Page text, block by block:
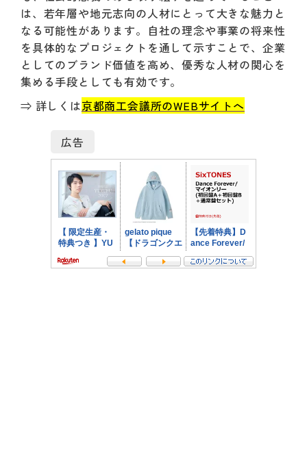
は、若年層や地元志向の人材にとって大きな魅力と
なる可能性があります。自社の理念や事業の将来性
を具体的なプロジェクトを通して示すことで、企業
としてのブランド価値を高め、優秀な人材の関心を
集める手段としても有効です。
⇒ 詳しくは京都商工会議所のWEBサイトへ
広告